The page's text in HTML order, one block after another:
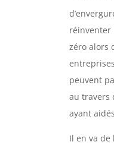
réinventer
zéro alors
peuvent
au travers
ayant
Il en va de